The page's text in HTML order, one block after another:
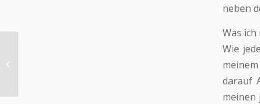
neben
Was ich
Wie
darauf
meinen